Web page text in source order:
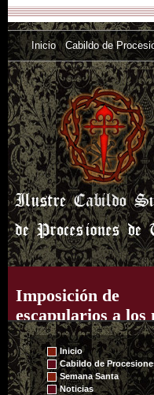
Inicio Cabildo de
Imposición de
escapularios a los
hermanos de la
de Jesús
2010
Inicio
Cabildo de
Semana Santa
Noticias